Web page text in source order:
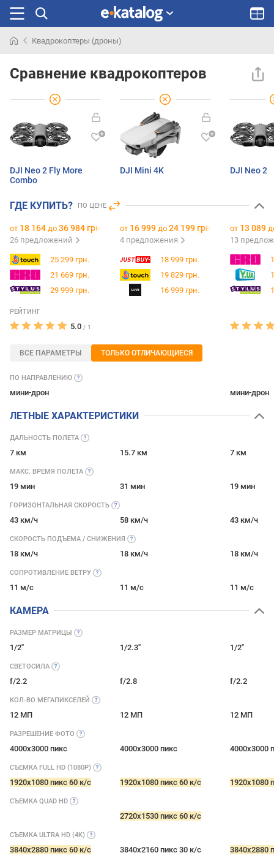
раньше
Квадрокоптеры (дроны)
Сравнение квадрокоптеров
DJI Neo 2 Fly More
Combo
DJI Mini 4K DJI Neo 2
ГДЕ КУПИТЬ? ПО ЦЕНЕ
от 18 164 до 36 984 грн.
26 предложений
от 16 999 до 24 199 грн.
4 предложения
от 13 089
13
25 299 грн.
21 669 грн.
29 999 грн.
18 999 грн.
19 829 грн.
16 999 грн.
РЕЙТИНГ
5.0 / 1
ВСЕ ПАРАМЕТРЫ ТОЛЬКО ОТЛИЧАЮЩИЕСЯ
ПО НАПРАВЛЕНИЮ
мини-дрон мини-дрон
ЛЕТНЫЕ ХАРАКТЕРИСТИКИ
ДАЛЬНОСТЬ ПОЛЕТА
7 км 15.7 км 7 км
МАКС. ВРЕМЯ ПОЛЕТА
19 мин 31 мин 19 мин
ГОРИЗОНТАЛЬНАЯ СКОРОСТЬ
43 км/ч 58 км/ч 43 км/ч
СКОРОСТЬ ПОДЪЕМА / СНИЖЕНИЯ
18 км/ч 18 км/ч 18 км/ч
СОПРОТИВЛЕНИЕ ВЕТРУ
11 м/с 11 м/с 11 м/с
КАМЕРА
РАЗМЕР МАТРИЦЫ
1/2" 1/2.3" 1/2"
СВЕТОСИЛА
f/2.2 f/2.8 f/2.2
КОЛ-ВО МЕГАПИКСЕЛЕЙ
12 МП 12 МП 12 МП
РАЗРЕШЕНИЕ ФОТО
4000x3000 пикс 4000x3000 пикс 4000x3000
СЪЕМКА FULL HD (1080P)
1920x1080 пикс 60 к/с 1920x1080 пикс 60 к/с 1920x1080
СЪЕМКА QUAD HD
2720x1530 пикс 60 к/с
СЪЕМКА ULTRA HD (4K)
3840x2880 пикс 60 к/с 3840x2160 пикс 30 к/с 3840x2880